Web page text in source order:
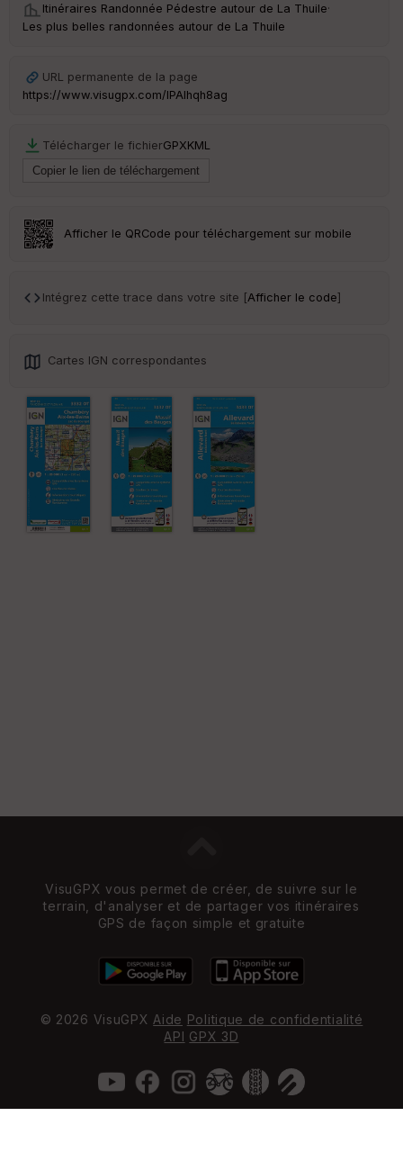
Itinéraires Randonnée Pédestre autour de La Thuile·
Les plus belles randonnées autour de La Thuile
URL permanente de la page
https://www.visugpx.com/lPAlhqh8ag
Télécharger le fichierGPXKML
Afficher le QRCode pour téléchargement sur mobile
Intégrez cette trace dans votre site [Afficher le code]
Cartes IGN correspondantes
VisuGPX vous permet de créer, de suivre sur le
terrain, d'analyser et de partager vos itinéraires
GPS de façon simple et gratuite
© 2026 VisuGPX Aide Politique de confidentialité
API GPX 3D